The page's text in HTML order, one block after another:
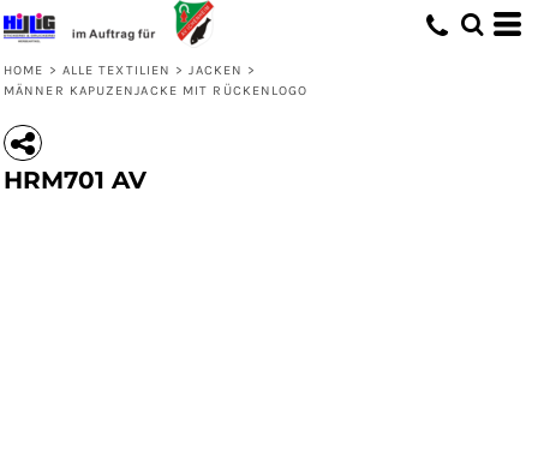
HOME > ALLE TEXTILIEN > JACKEN >
MÄNNER KAPUZENJACKE MIT RÜCKENLOGO
HRM701 AV